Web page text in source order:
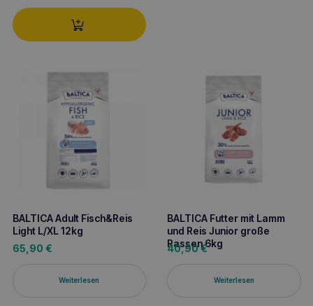
BALTICA Adult Fisch&Reis
Light L/XL 12kg
65,90 €
Weiterlesen
BALTICA Futter mit Lamm
und Reis Junior große
Rassen 6kg
40,90€
Weiterlesen